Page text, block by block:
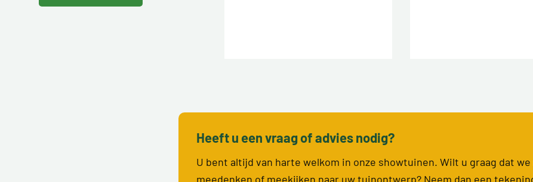
Heeft u een vraag of advies nodig?
U bent altijd van harte welkom in onze showtuinen. Wilt u graag dat
meedenken of meekijken naar uw tuinontwerp? Neem dan een